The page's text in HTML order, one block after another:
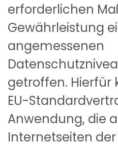
erforderlichen
Gewährleistung
angemessenen
getroffen. Hierfür
EU-
Anwendung, die
Internetseiten